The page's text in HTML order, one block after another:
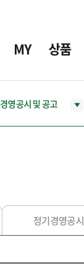
MY 상품
경영공시 및 공고
정기경영공시